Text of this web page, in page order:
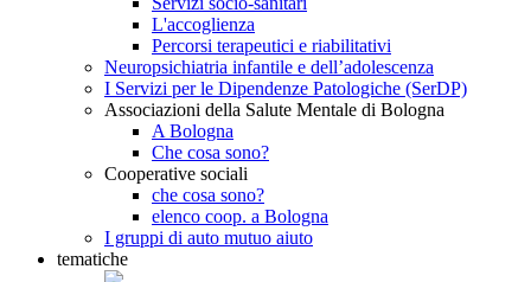
L'accoglienza
Percorsi terapeutici e riabilitativi
Neuropsichiatria infantile e dell’adolescenza
I Servizi per le Dipendenze Patologiche (SerDP)
Associazioni della Salute Mentale di Bologna
A Bologna
Che cosa sono?
Cooperative sociali
che cosa sono?
elenco coop. a Bologna
I gruppi di auto mutuo aiuto
tematiche